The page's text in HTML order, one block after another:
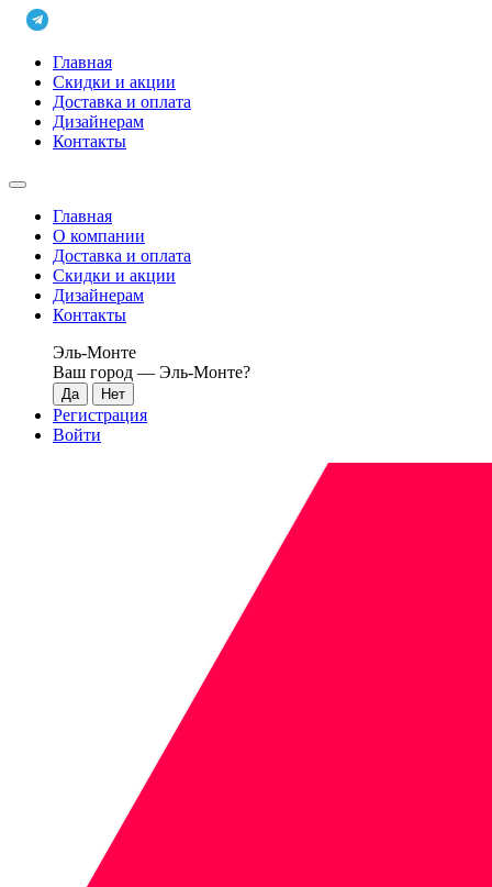
Главная
Скидки и акции
Доставка и оплата
Дизайнерам
Контакты
Главная
О компании
Доставка и оплата
Скидки и акции
Дизайнерам
Контакты
Эль-Монте
Ваш город — Эль-Монте?
Регистрация
Войти